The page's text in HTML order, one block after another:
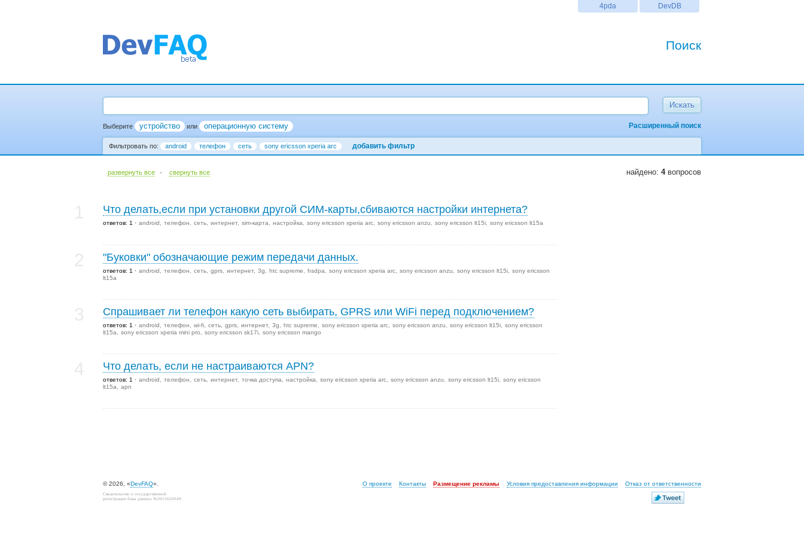
DevDB
4pda
Поиск
Выберите устройство Расширенный поиск
или операционную систему
Фильтровать по: android телефон сеть sony ericsson xperia arc добавить фильтр
развернуть все · cвернуть все найдено: 4вопросов
Что делать,если при установки другой СИМ-карты,сбиваются настройки интернета?
ответов: 1 android телефон сеть интернет sim-карта настройка sony ericsson xperia arc sony ericsson anzu sony ericsson lt15i sony ericsson lt15a
"Буковки" обозначающие режим передачи данных.
ответов: 1 android телефон сеть gprs интернет 3g htc supreme hsdpa sony ericsson xperia arc sony ericsson anzu sony ericsson lt15i
sony ericsson
lt15a
Спрашивает ли телефон какую сеть выбирать, GPRS или WiFi перед подключением?
ответов: 1 android телефон wi-fi сеть gprs интернет 3g htc supreme sony ericsson xperia arc sony ericsson anzu sony ericsson lt15i
sony ericsson
lt15a
sony ericsson xperia mini pro sony ericsson sk17i sony ericsson mango
Что делать, если не настраиваются APN?
ответов: 1 android телефон сеть интернет точка доступа настройка sony ericsson xperia arc sony ericsson anzu sony ericsson lt15i
sony ericsson
lt15a
apn
© 2026, «DevFAQ». О проекте Контакты Размещение рекламы Условия предоставления информации Отказ от ответственности
Свидетельство о государственной
регистрации базы данных №2012620649.